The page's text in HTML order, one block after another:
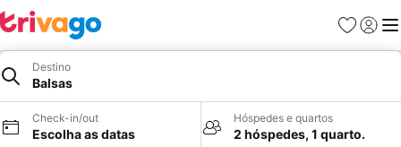
Favoritos
Iniciar
Destino
Balsas
Check-in/out
Escolha as datas
Hóspedes e quartos
2 hóspedes, 1 quarto.